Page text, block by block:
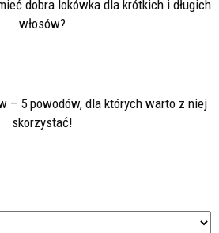
dobra lokówka dla krótkich i długich
włosów?
– 5 powodów, dla których warto z niej
skorzystać!